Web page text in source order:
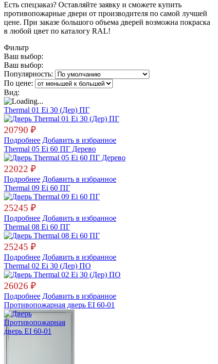
Есть спецзаказ? Оставляйте заявку и сможете купить
противопожарные двери от производителя по самой лучшей
цене. При заказе большого объема дверей возможна покраска
в любой цвет по каталогу RAL!
Фильтр
Ваш выбор:
Ваш выбор:
Популярность:
По цене:
Вид:
Thermal 01 Ei 30 (Дер) ПГ
20790 ₽
Подробнее Добавить в избранное
Thermal 05 Ei 60 ПГ Дерево
22022 ₽
Подробнее Добавить в избранное
Thermal 09 Ei 60 ПГ
25245 ₽
Подробнее Добавить в избранное
Thermal 08 Ei 60 ПГ
25245 ₽
Подробнее Добавить в избранное
Thermal 02 Ei 30 (Дер) ПО
26026 ₽
Подробнее Добавить в избранное
Противопожарная дверь EI 60-01